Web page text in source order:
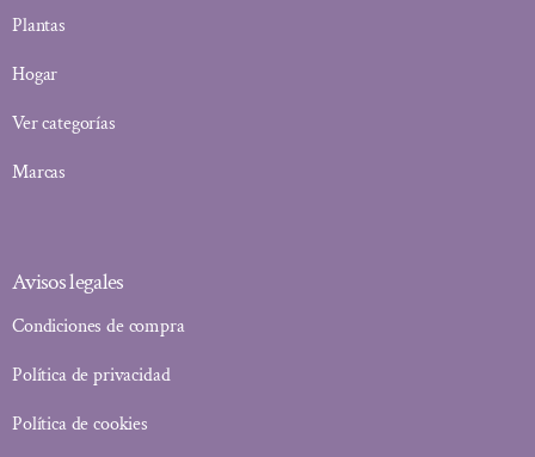
Plantas
Hogar
Ver categorías
Marcas
Avisos legales
Condiciones de compra
Política de privacidad
Política de cookies